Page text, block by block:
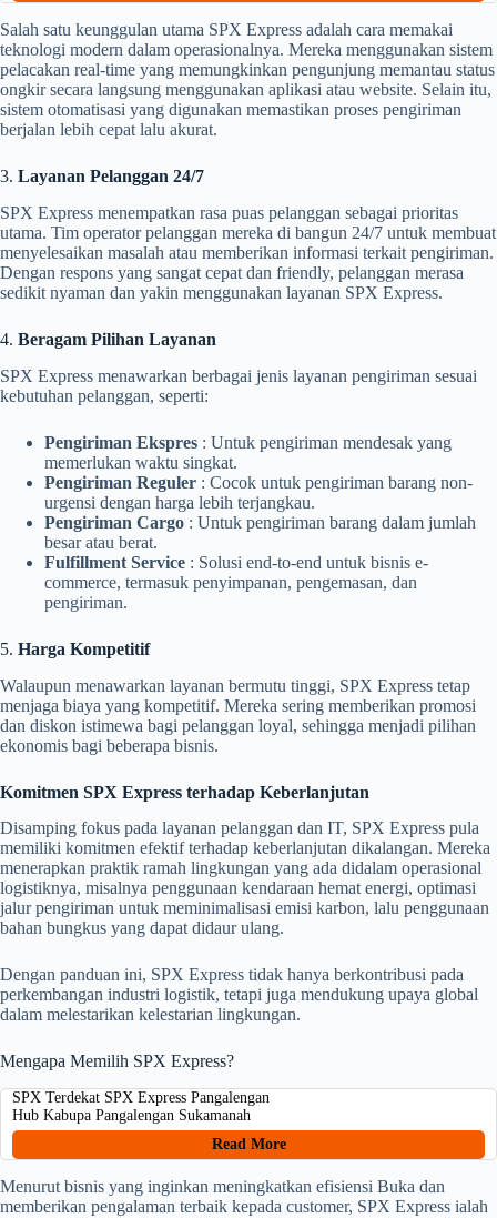
Salah satu keunggulan utama SPX Express adalah cara memakai
teknologi modern dalam operasionalnya. Mereka menggunakan sistem
pelacakan real-time yang memungkinkan pengunjung memantau status
ongkir secara langsung menggunakan aplikasi atau website. Selain itu,
sistem otomatisasi yang digunakan memastikan proses pengiriman
berjalan lebih cepat lalu akurat.
3. Layanan Pelanggan 24/7
SPX Express menempatkan rasa puas pelanggan sebagai prioritas
utama. Tim operator pelanggan mereka di bangun 24/7 untuk membuat
menyelesaikan masalah atau memberikan informasi terkait pengiriman.
Dengan respons yang sangat cepat dan friendly, pelanggan merasa
sedikit nyaman dan yakin menggunakan layanan SPX Express.
4. Beragam Pilihan Layanan
SPX Express menawarkan berbagai jenis layanan pengiriman sesuai
kebutuhan pelanggan, seperti:
Pengiriman Ekspres : Untuk pengiriman mendesak yang
memerlukan waktu singkat.
Pengiriman Reguler : Cocok untuk pengiriman barang non-
urgensi dengan harga lebih terjangkau.
Pengiriman Cargo : Untuk pengiriman barang dalam jumlah
besar atau berat.
Fulfillment Service : Solusi end-to-end untuk bisnis e-
commerce, termasuk penyimpanan, pengemasan, dan
pengiriman.
5. Harga Kompetitif
Walaupun menawarkan layanan bermutu tinggi, SPX Express tetap
menjaga biaya yang kompetitif. Mereka sering memberikan promosi
dan diskon istimewa bagi pelanggan loyal, sehingga menjadi pilihan
ekonomis bagi beberapa bisnis.
Komitmen SPX Express terhadap Keberlanjutan
Disamping fokus pada layanan pelanggan dan IT, SPX Express pula
memiliki komitmen efektif terhadap keberlanjutan dikalangan. Mereka
menerapkan praktik ramah lingkungan yang ada didalam operasional
logistiknya, misalnya penggunaan kendaraan hemat energi, optimasi
jalur pengiriman untuk meminimalisasi emisi karbon, lalu penggunaan
bahan bungkus yang dapat didaur ulang.
Dengan panduan ini, SPX Express tidak hanya berkontribusi pada
perkembangan industri logistik, tetapi juga mendukung upaya global
dalam melestarikan kelestarian lingkungan.
Mengapa Memilih SPX Express?
SPX Terdekat SPX Express Pangalengan
Hub Kabupa Pangalengan Sukamanah
Read More
Menurut bisnis yang inginkan meningkatkan efisiensi Buka dan
memberikan pengalaman terbaik kepada customer, SPX Express ialah